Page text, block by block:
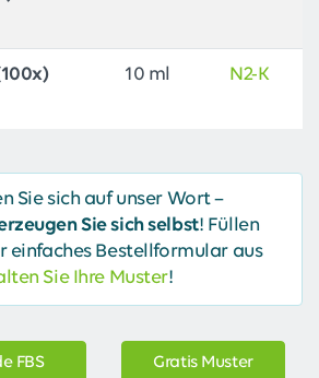
10 ml N2-K
Sie sich auf unser Wort –
Sie sich selbst! Füllen
einfaches Bestellformular aus
Sie Ihre Muster!
FBS
Gratis Muster